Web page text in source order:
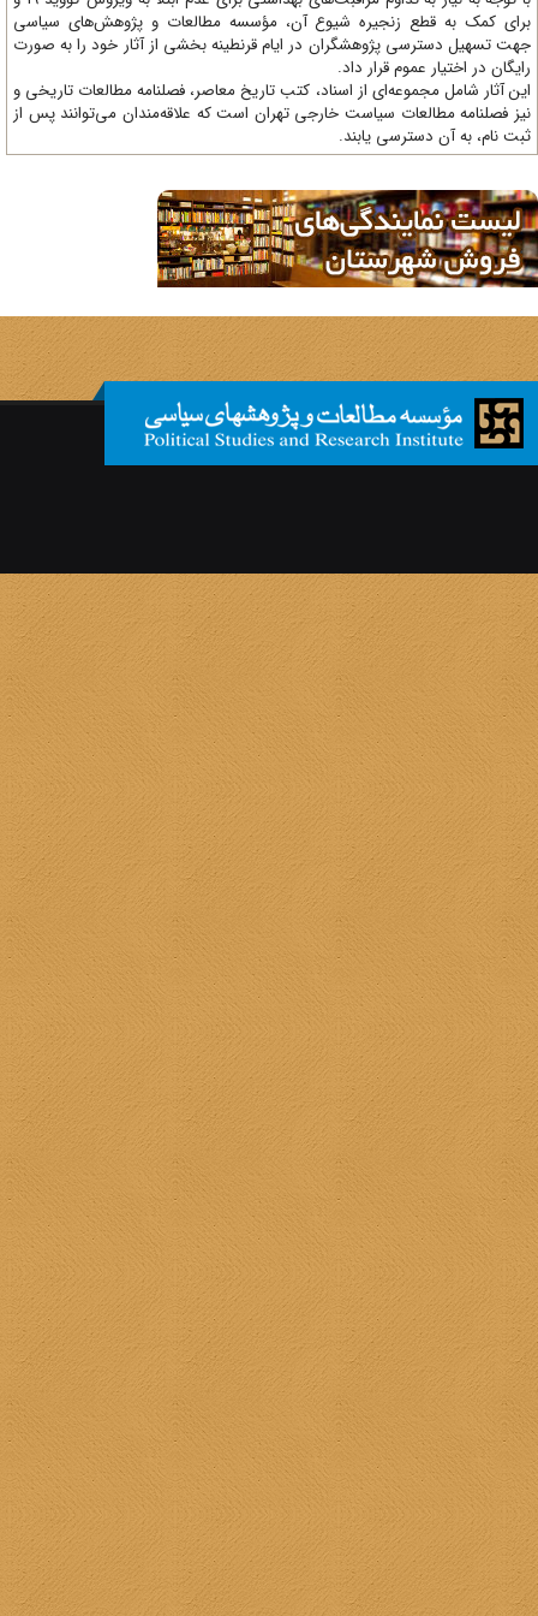
زنجیره شیوع آن، مؤسسه مطالعات و پژوهش‌های سیاسی
پژوهشگران در ایام قرنطینه بخشی از آثار خود را به صورت
قرار داد.
از اسناد، کتب تاریخ معاصر، فصلنامه‌ مطالعات تاریخی و
سیاست خارجی تهران است که علاقه‌مندان می‌توانند پس از
یابند.